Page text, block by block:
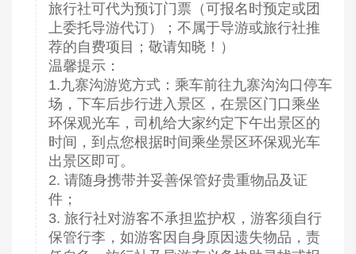
旅行社可代为预订门票（可报名时预定或团
上委托导游代订）；不属于导游或旅行社推
荐的自费项目；敬请知晓！）
温馨提示：
1.九寨沟游览方式：乘车前往九寨沟沟口停车
场，下车后步行进入景区，在景区门口乘坐
环保观光车，司机给大家约定下午出景区的
时间，到点您根据时间乘坐景区环保观光车
出景区即可。
2. 请随身携带并妥善保管好贵重物品及证
件；
3. 旅行社对游客不承担监护权，游客须自行
保管行李，如游客因自身原因遗失物品，责